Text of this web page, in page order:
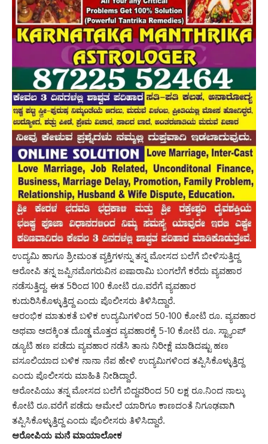
ಉದ್ಯಮಿ ಹಾಗೂ ಶ್ರೀಮಂತ ವ್ಯಕ್ತಿಗಳನ್ನು ತನ್ನ ಮೋಸದ ಬಲೆಗೆ ಬೀಳಿಸುತ್ತಿದ್ದ
ಆರೋಪಿ ತನ್ನ ಜಪ್ಪಿನಮೊಗರುವಿನ ಐಷಾರಾಮಿ ಬಂಗಲೆಗೆ ಕರೆದು ವ್ಯವಹಾರ
ನಡೆಸುತ್ತಿದ್ದ. ಈತ 5ರಿಂದ 100 ಕೋಟಿ ರೂ.ವರೆಗೆ ವ್ಯವಹಾರ
ಕುದುರಿಸಿಕೊಳ್ಳುತ್ತಿದ್ದ ಎಂದು ಪೊಲೀಸರು ತಿಳಿಸಿದ್ದಾರೆ.
ಆರಂಭಿಕ ಮಾತುಕತೆ ಬಳಿಕ ಉದ್ಯಮಿಗಳಿಂದ 50-100 ಕೋಟಿ ರೂ. ವ್ಯವಹಾರ
ಅಥವಾ ಅದಕ್ಕಿಂತ ದೊಡ್ಡ ಮೊತ್ತದ ವ್ಯವಹಾರಕ್ಕೆ 5-10 ಕೋಟಿ ರೂ. ಸ್ಟ್ಯಾಂಪ್
ಡ್ಯೂಟಿ ಹಣ ಪಡೆದು ವ್ಯವಹಾರ ನಡೆಸಿ ತಾನು ನಿರೀಕ್ಷೆ ಮಾಡಿದಷ್ಟು ಹಣ
ವಸೂಲಿಯಾದ ಬಳಿಕ ನಾನಾ ನೆಪ ಹೇಳಿ ಉದ್ಯಮಿಗಳಿಂದ ತಪ್ಪಿಸಿಕೊಳ್ಳುತ್ತಿದ್ದ
ಎಂದು ಪೊಲೀಸರು ಮಾಹಿತಿ ನೀಡಿದ್ದಾರೆ.
ಆರೋಪಿಯು ತನ್ನ ಮೋಸದ ಬಲೆಗೆ ಬಿದ್ದವರಿಂದ 50 ಲಕ್ಷ ರೂ.ನಿಂದ ನಾಲ್ಕು
ಕೋಟಿ ರೂ.ವರೆಗೆ ಪಡೆದು ಆಮೇಲೆ ಯಾರಿಗೂ ಕಾಣದಂತೆ ನಿಗೂಢವಾಗಿ
ತಪ್ಪಿಸಿಕೊಳ್ಳುತ್ತಿದ್ದ ಎಂದು ಪೊಲೀಸರು ತಿಳಿಸಿದ್ದಾರೆ.
ಆರೋಪಿಯ ಮನೆ ಮಾಯಾಲೋಕ